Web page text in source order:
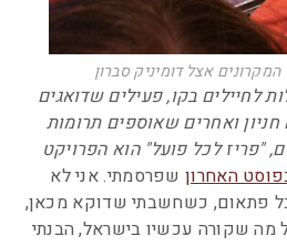
אצל דומיניק סברון
לחיילים בקו, פעילים שדואגים
ואחרים שאוספים תרומות
"פריז לכל פועל" הוא הפרויקט
האחרוןשפרסמתי. אני לא
פתאום, כשחשבתי שדוקא מכאן,
מה שקורה עכשיו בישראל, הבנתי